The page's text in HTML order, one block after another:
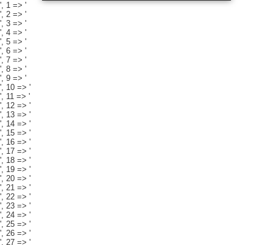
', 1 => '
', 2 => '
', 3 => '
', 4 => '
', 5 => '
', 6 => '
', 7 => '
', 8 => '
', 9 => '
', 10 => '
', 11 => '
', 12 => '
', 13 => '
', 14 => '
', 15 => '
', 16 => '
', 17 => '
', 18 => '
', 19 => '
', 20 => '
', 21 => '
', 22 => '
', 23 => '
', 24 => '
', 25 => '
', 26 => '
', 27 => '